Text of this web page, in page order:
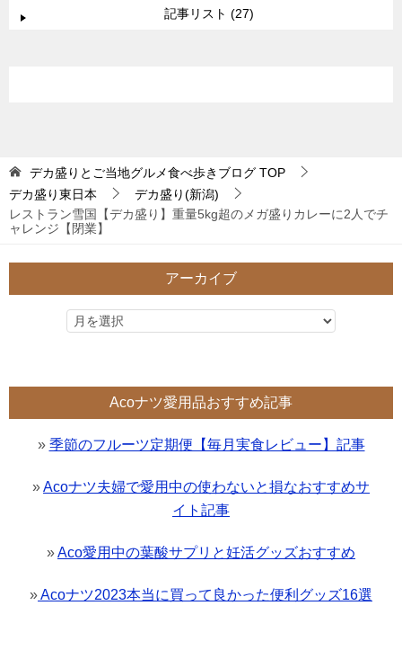
記事リスト (27)
デカ盛りとご当地グルメ食べ歩きブログ TOP
デカ盛り東日本
デカ盛り(新潟)
レストラン雪国【デカ盛り】重量5kg超のメガ盛りカレーに2人でチ
ャレンジ【閉業】
アーカイブ
Acoナツ愛用品おすすめ記事
» 季節のフルーツ定期便【毎月実食レビュー】記事
»Acoナツ夫婦で愛用中の使わないと損なおすすめサ
イト記事
»Aco愛用中の葉酸サプリと妊活グッズおすすめ
»Acoナツ2023本当に買って良かった便利グッズ16選